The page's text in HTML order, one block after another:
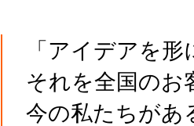
「アイデアを形
それを全国のお
今の私たちがあ